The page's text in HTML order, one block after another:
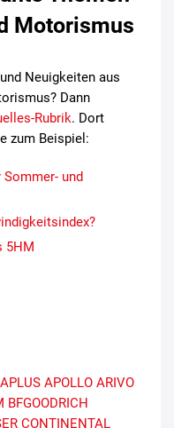
Motorismus
Neuigkeiten aus
Dann
Rubrik. Dort
zum Beispiel:
und
5HM
APLUS APOLLO ARIVO
BFGOODRICH
CONTINENTAL